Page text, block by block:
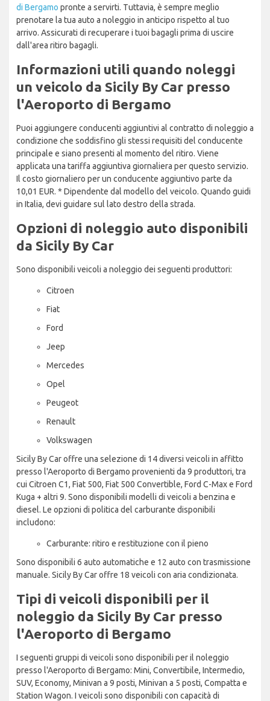
di Bergamo pronte a servirti. Tuttavia, è sempre meglio
prenotare la tua auto a noleggio in anticipo rispetto al tuo
arrivo. Assicurati di recuperare i tuoi bagagli prima di uscire
dall'area ritiro bagagli.
Informazioni utili quando noleggi
un veicolo da Sicily By Car presso
l'Aeroporto di Bergamo
Puoi aggiungere conducenti aggiuntivi al contratto di noleggio a
condizione che soddisfino gli stessi requisiti del conducente
principale e siano presenti al momento del ritiro. Viene
applicata una tariffa aggiuntiva giornaliera per questo servizio.
Il costo giornaliero per un conducente aggiuntivo parte da
10,01 EUR. * Dipendente dal modello del veicolo. Quando guidi
in Italia, devi guidare sul lato destro della strada.
Opzioni di noleggio auto disponibili
da Sicily By Car
Sono disponibili veicoli a noleggio dei seguenti produttori:
Citroen
Fiat
Ford
Jeep
Mercedes
Opel
Peugeot
Renault
Volkswagen
Sicily By Car offre una selezione di 14 diversi veicoli in affitto
presso l'Aeroporto di Bergamo provenienti da 9 produttori, tra
cui Citroen C1, Fiat 500, Fiat 500 Convertible, Ford C-Max e Ford
Kuga + altri 9. Sono disponibili modelli di veicoli a benzina e
diesel. Le opzioni di politica del carburante disponibili
includono:
Carburante: ritiro e restituzione con il pieno
Sono disponibili 6 auto automatiche e 12 auto con trasmissione
manuale. Sicily By Car offre 18 veicoli con aria condizionata.
Tipi di veicoli disponibili per il
noleggio da Sicily By Car presso
l'Aeroporto di Bergamo
I seguenti gruppi di veicoli sono disponibili per il noleggio
presso l'Aeroporto di Bergamo: Mini, Convertibile, Intermedio,
SUV, Economy, Minivan a 9 posti, Minivan a 5 posti, Compatta e
Station Wagon. I veicoli sono disponibili con capacità di